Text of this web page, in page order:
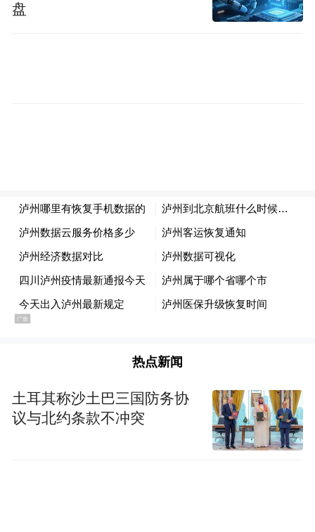
未来，社区将为小志愿者开展“志愿第一课”
培训，通过情景模拟、互动体验等形式提升
服务技能。同时启动“青伴夕阳”项目，组织
小志愿者结对帮扶高龄独居、空巢老人，开
展上门陪伴、读报谈心、智能手机教学等暖
“从精心招募到授旗成立，再到趣味盎然的志
愿服务首秀，这支队伍正为基层治理注入源
源不断的‘童活力’。”盛世社区党支部书记丁
月表示，“未来社区将不断完善‘招募—培训
盘
热点新闻
土耳其称沙土巴三国防务协
议与北约条款不冲突